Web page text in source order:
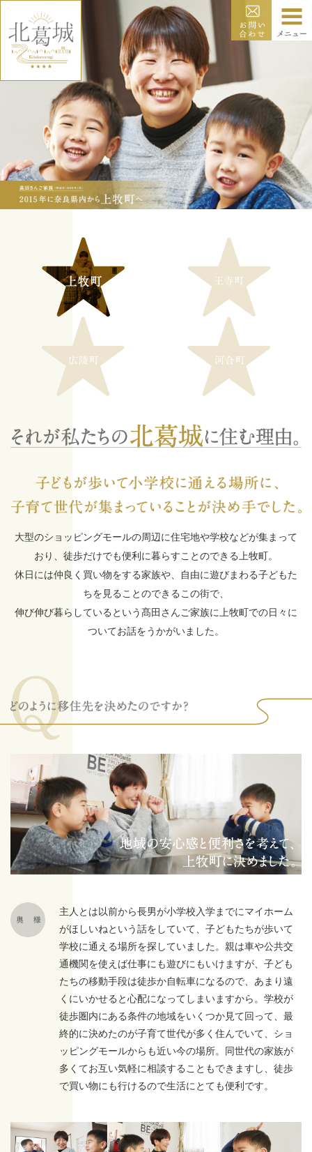
大型のショッピングモールの周辺に住宅地や学校などが集まって
おり、徒歩だけでも便利に暮らすことのできる上牧町。
休日には仲良く買い物をする家族や、自由に遊びまわる子どもた
ちを見ることのできるこの街で、
伸び伸び暮らしているという髙田さんご家族に上牧町での日々に
ついてお話をうかがいました。
主人とは以前から長男が小学校入学までにマイホーム
がほしいねという話をしていて、子どもたちが歩いて
学校に通える場所を探していました。親は車や公共交
通機関を使えば仕事にも遊びにもいけますが、子ども
たちの移動手段は徒歩か自転車になるので、あまり遠
くにいかせると心配になってしまいますから。学校が
徒歩圏内にある条件の地域をいくつか見て回って、最
終的に決めたのが子育て世代が多く住んでいて、ショ
ッピングモールからも近い今の場所。同世代の家族が
多くてお互い気軽に相談することもできますし、徒歩
で買い物にも行けるので生活にとても便利です。